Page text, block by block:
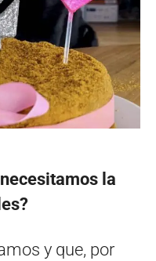
la
y que, por